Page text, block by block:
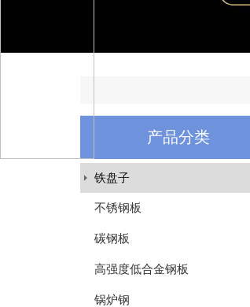
产品分类
铁盘子
不锈钢板
碳钢板
高强度低合金钢板
锅炉钢